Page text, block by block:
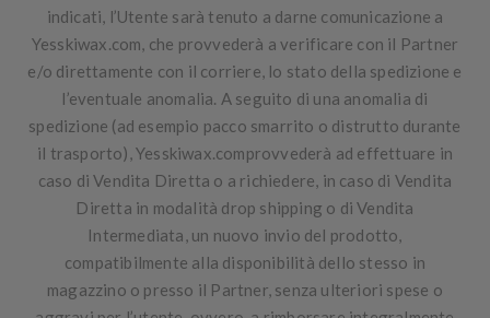
indicati, l’Utente sarà tenuto a darne comunicazione a
Yesskiwax.com, che provvederà a verificare con il Partner
e/o direttamente con il corriere, lo stato della spedizione e
l’eventuale anomalia. A seguito di una anomalia di
spedizione (ad esempio pacco smarrito o distrutto durante
il trasporto), Yesskiwax.comprovvederà ad effettuare in
caso di Vendita Diretta o a richiedere, in caso di Vendita
Diretta in modalità drop shipping o di Vendita
Intermediata, un nuovo invio del prodotto,
compatibilmente alla disponibilità dello stesso in
magazzino o presso il Partner, senza ulteriori spese o